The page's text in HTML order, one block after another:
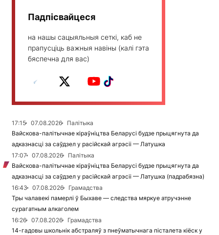
Падпісвайцеся
на нашы сацыяльныя сеткі, каб не
прапусціць важныя навіны (калі гэта
бяспечна для вас)
17:15 07.08.2026
Палітыка
Вайскова-палітычнае кіраўніцтва Беларусі будзе прыцягнута да
адказнасці за саўдзел у расійскай агрэсіі — Латушка
17:07
07.08.2026
Палітыка
Вайскова-палітычнае кіраўніцтва Беларусі будзе прыцягнута да
адказнасці за саўдзел у расійскай агрэсіі — Латушка (падрабязна)
16:43
07.08.2026
Грамадства
Тры чалавекі памерлі ў Быхаве — следства мяркуе атручэнне
сурагатным алкаголем
16:26
07.08.2026
Грамадства
14-гадовы школьнік абстраляў з пнеўматычнага пісталета кіёск у